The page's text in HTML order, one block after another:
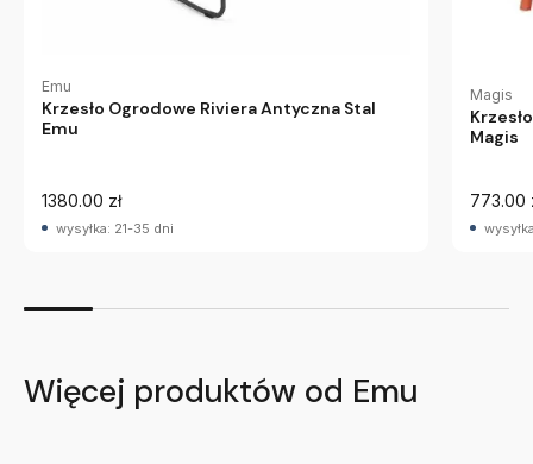
Emu
Krzesło Ogrodowe Riviera Antyczna Stal
Emu
1380.00 zł
wysyłka: 21-35 dni
Magis
Magis
773.00
Więcej produktów od Emu